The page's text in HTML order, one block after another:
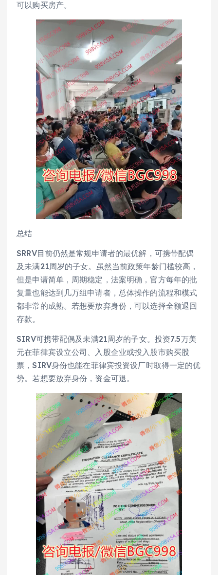
可以购买房产。
总结
SRRV目前仍然是常规申请者的最优解，可携带配偶
及未满21周岁的子女。虽然当前政策年龄门槛较高，
但是申请简单，周期稳定，法案明确，官方每年的批
复量也能达到几万组申请者，总体操作的流程和模式
都非常的成熟。若想要放弃身份，可以选择全额退回
存款。
SIRV可携带配偶及未满21周岁的子女。投资7.5万美
元在菲律宾设立公司、入股企业或投入股市购买股
票，SIRV身份也能在菲律宾投资设厂时取得一定的优
势。若想要放弃身份，资金可退。